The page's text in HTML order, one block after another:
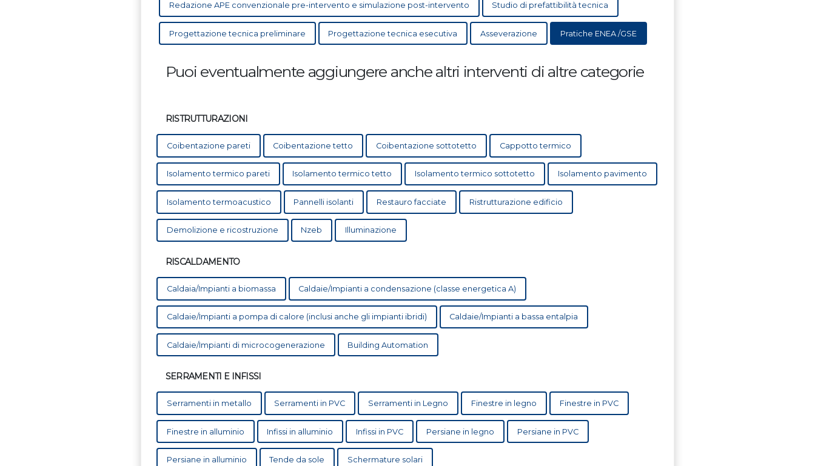
Redazione APE convenzionale pre-intervento e simulazione post-intervento Studio di prefattibilità tecnica
Progettazione tecnica preliminare Progettazione tecnica esecutiva Asseverazione Pratiche ENEA /GSE
Puoi eventualmente aggiungere anche altri interventi di altre categorie
RISTRUTTURAZIONI
Coibentazione pareti Coibentazione tetto Coibentazione sottotetto Cappotto termico
Isolamento termico pareti Isolamento termico tetto Isolamento termico sottotetto Isolamento pavimento
Isolamento termoacustico Pannelli isolanti Restauro facciate Ristrutturazione edificio
Demolizione e ricostruzione Nzeb Illuminazione
RISCALDAMENTO
Caldaia/Impianti a biomassa Caldaie/Impianti a condensazione (classe energetica A)
Caldaie/Impianti a pompa di calore (inclusi anche gli impianti ibridi) Caldaie/Impianti a bassa entalpia
Caldaie/Impianti di microcogenerazione Building Automation
SERRAMENTI E INFISSI
Serramenti in metallo Serramenti in PVC Serramenti in Legno Finestre in legno Finestre in PVC
Finestre in alluminio Infissi in alluminio Infissi in PVC Persiane in legno Persiane in PVC
Persiane in alluminio Tende da sole Schermature solari